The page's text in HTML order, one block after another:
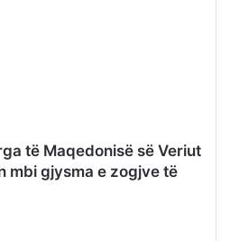
të Maqedonisë së Veriut
mbi gjysma e zogjve të